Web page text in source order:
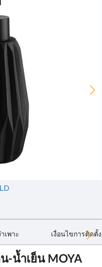
เพาะ เงื่อนไขการติดตั้ง
-น้ำเย็น MOYA